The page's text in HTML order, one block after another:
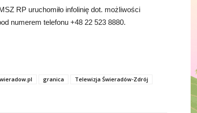
RP uruchomiło infolinię dot. możliwości
numerem telefonu +48 22 523 8880.
granica
Telewizja Świeradów-Zdrój